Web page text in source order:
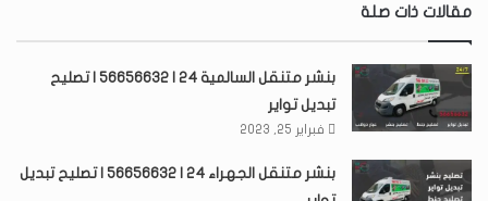
مقالات ذات صلة
بنشر متنقل السالمية 24 | 56656632 | تصليح
تبديل تواير
فبراير 25, 2023
بنشر متنقل الجهراء 24 | 56656632 | تصليح تبديل